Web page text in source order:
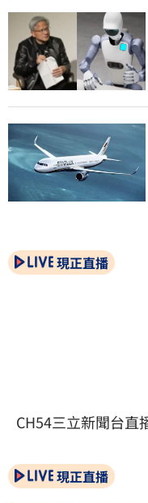
現正直播
CH54三立新聞台直
現正直播